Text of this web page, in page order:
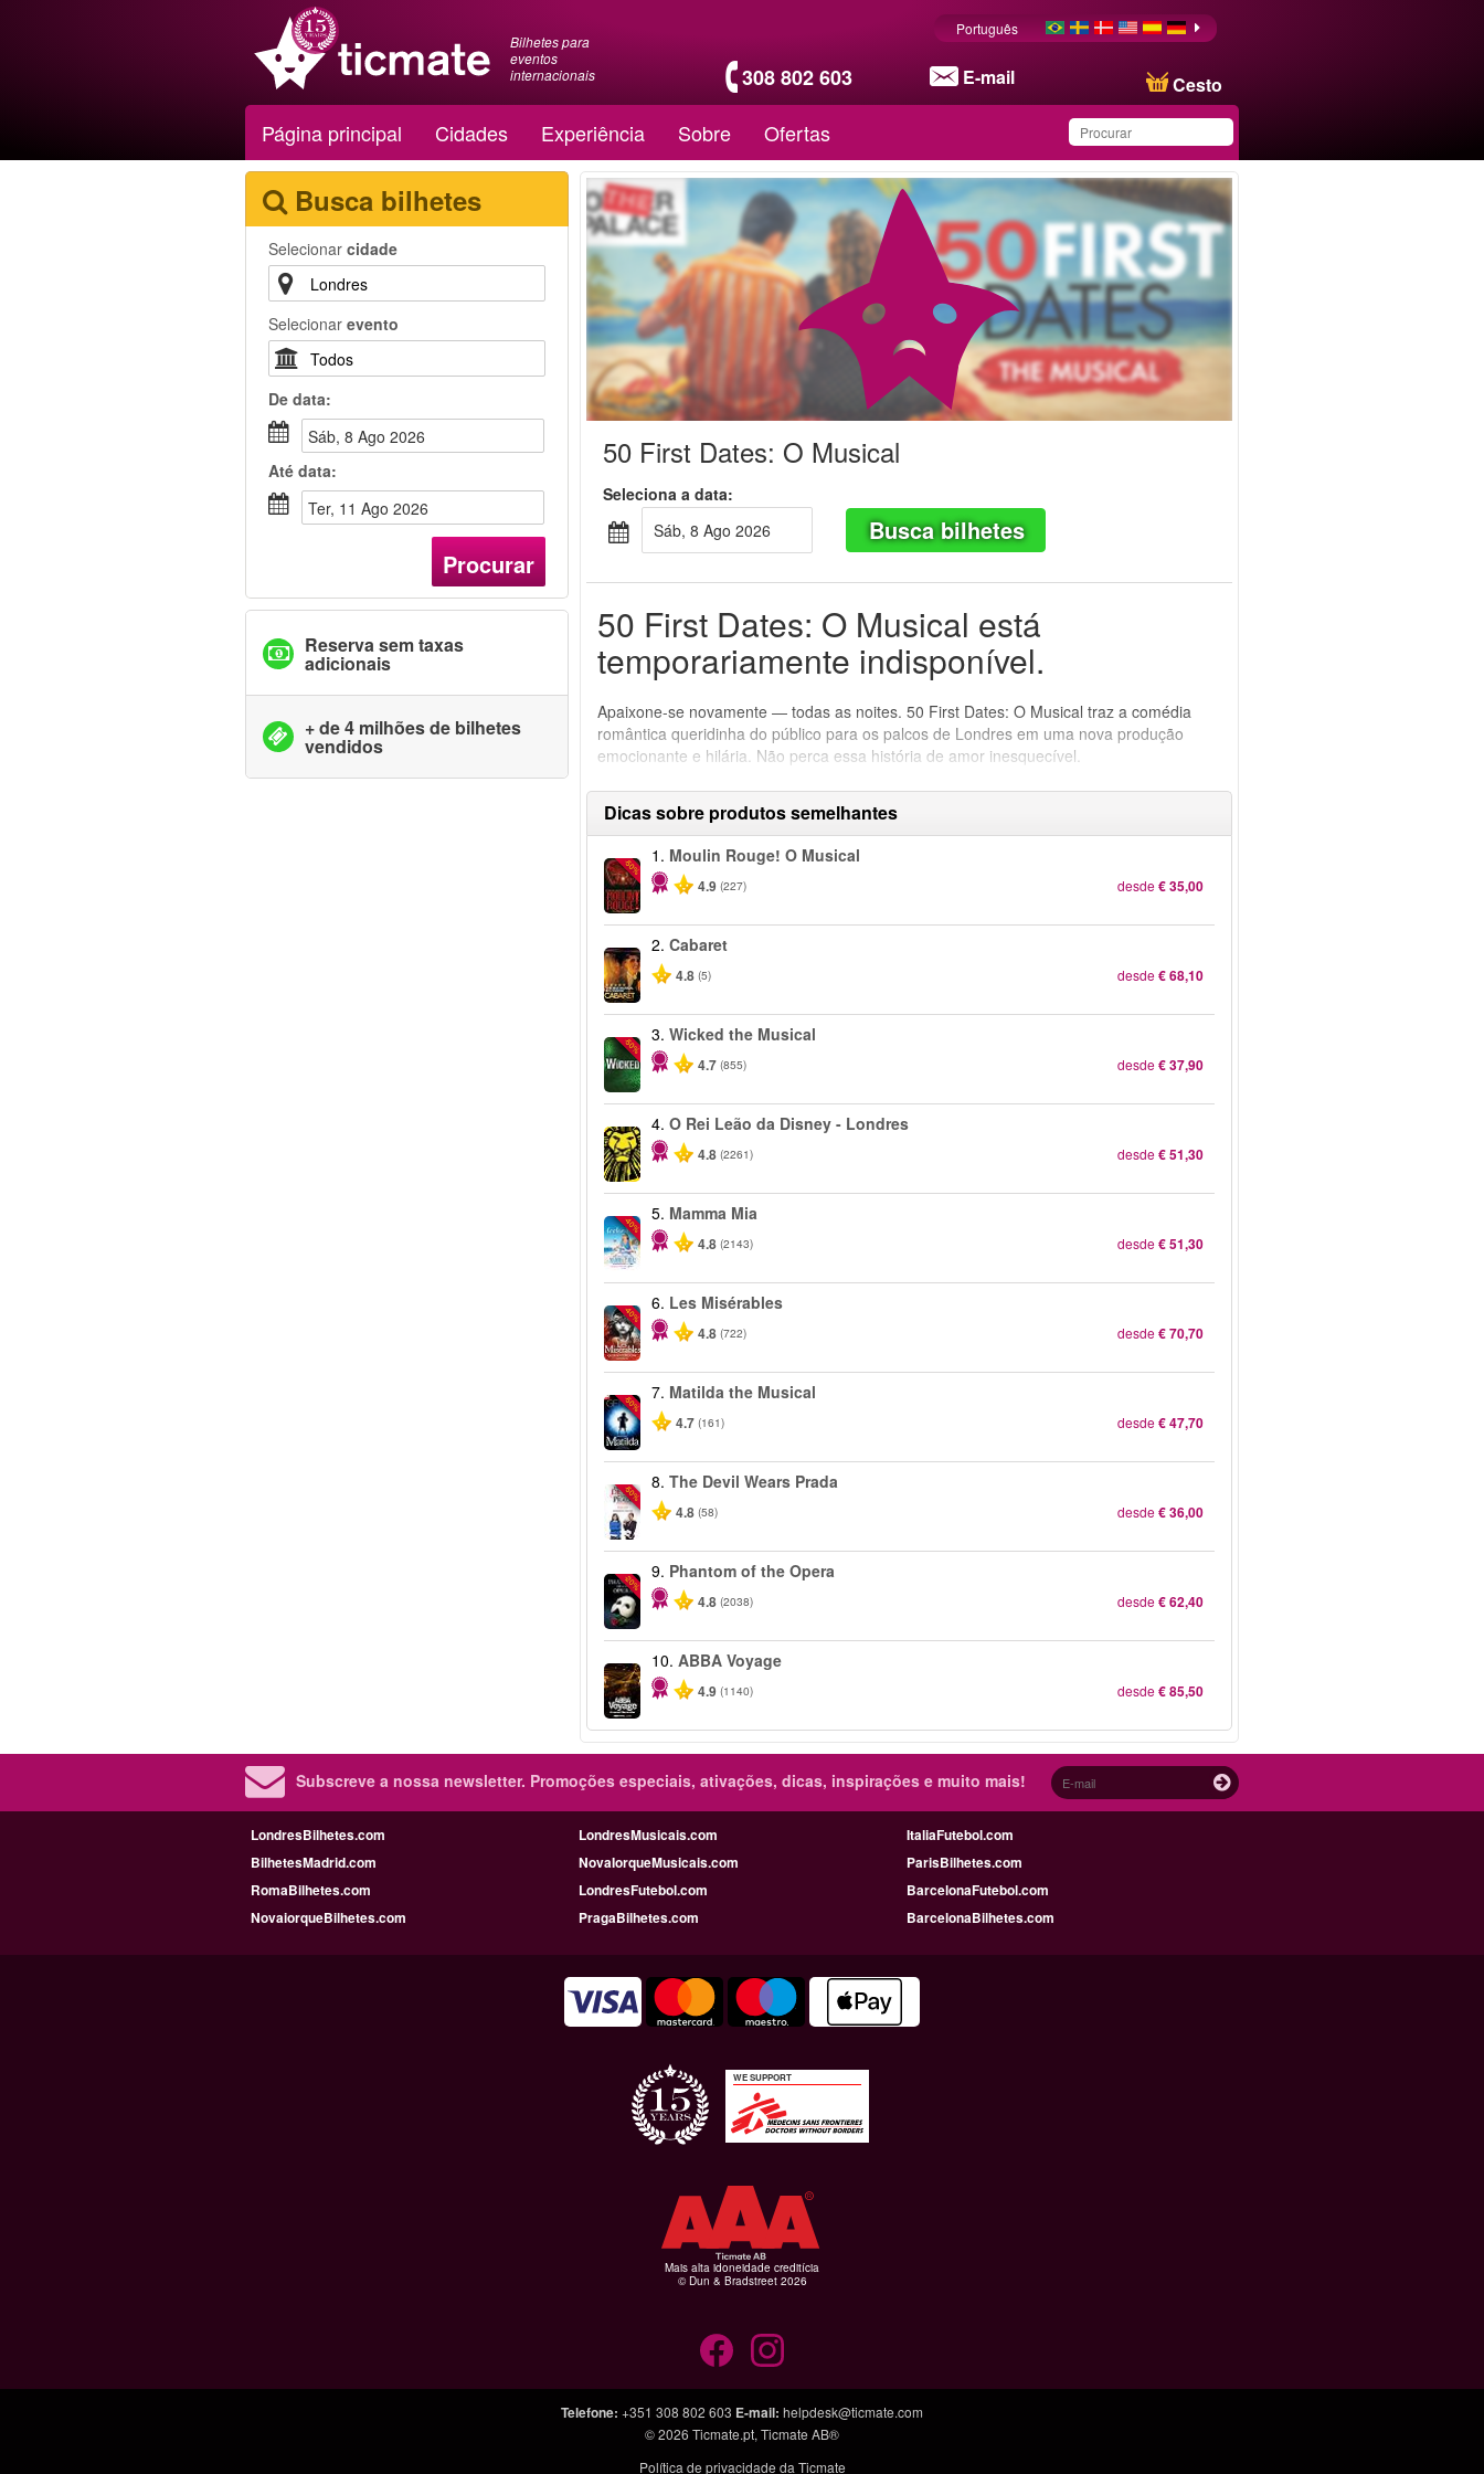
Bilhetes para
eventos
internacionais
308 802 603 E-mail Cesto
Português
Página principal Cidades Experiência Sobre Ofertas
Produto salvo na lista de
favoritos
Busca bilhetes
Selecionar cidade
Selecionar evento
De data:
Sáb, 8 Ago 2026
Até data:
Ter, 11 Ago 2026
Procurar
Reserva sem taxas
adicionais
+ de 4 milhões de bilhetes
vendidos
50 First Dates: O Musical
Seleciona a data:
Sáb, 8 Ago 2026
Busca bilhetes
50 First Dates: O Musical está
temporariamente indisponível.
Apaixone-se novamente — todas as noites. 50 First Dates: O Musical traz a comédia
romântica queridinha do público para os palcos de Londres em uma nova produção
emocionante e hilária. Não perca essa história de amor inesquecível.
Dicas sobre produtos semelhantes
-50%
1. Moulin Rouge! O Musical
4.9 (227) desde€ 35,00
2.Cabaret
4.8 (5) desde€ 68,10
-50%
3.Wicked the Musical
4.7 (855) desde€ 37,90
4.O Rei Leão da Disney - Londres
4.8 (2261) desde€ 51,30
-40%
5. Mamma Mia
4.8 (2143) desde€ 51,30
-40%
6. Les Misérables
4.8 (722) desde€ 70,70
-50%
7. Matilda the Musical
4.7 (161) desde€ 47,70
-50%
8.The Devil Wears Prada
4.8 (58) desde€ 36,00
-20%
9. Phantom of the Opera
4.8 (2038) desde€ 62,40
10.ABBA Voyage
4.9 (1140) desde€ 85,50
Subscreve a nossa newsletter. Promoções especiais, ativações, dicas, inspirações e muito mais!
LondresBilhetes.com LondresMusicais.com
ItaliaFutebol.com
BilhetesMadrid.com
NovaIorqueMusicais.com
ParisBilhetes.com
RomaBilhetes.com
LondresFutebol.com
BarcelonaFutebol.com
NovaiorqueBilhetes.com
PragaBilhetes.com BarcelonaBilhetes.com
WE SUPPORT
Mais alta idoneidade creditícia
© Dun & Bradstreet 2026
Telefone: +351 308 802 603 E-mail: helpdesk@ticmate.com
© 2026 Ticmate.pt, Ticmate AB®
Política de privacidade da Ticmate